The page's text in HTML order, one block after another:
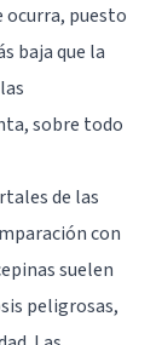
ocurra, puesto
baja que la
sobre todo
de las
con
suelen
peligrosas,